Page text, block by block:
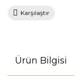
Karşılaştır
Ürün Bilgisi